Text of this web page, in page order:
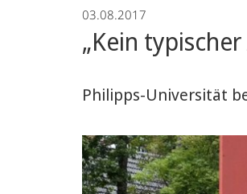
03.08.2017
„Kein
Philipps-Universität